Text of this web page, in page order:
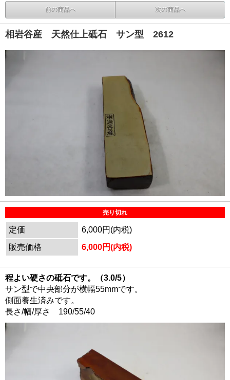
前の商品へ 次の商品へ
相岩谷産 天然仕上砥石 サン型 2612
売り切れ
定価
6,000円(内税)
販売価格
6,000円(内税)
程よい硬さの砥石です。（3.0/5）
サン型で中央部分が横幅55mmです。
側面養生済みです。
長さ/幅/厚さ 190/55/40